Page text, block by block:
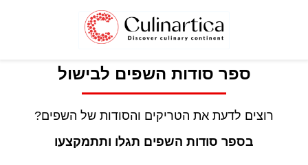
ספר סודות השפים לבישול
רוצים לדעת את הטריקים והסודות של השפים?
בספר סודות השפים תגלו ותתמקצעו